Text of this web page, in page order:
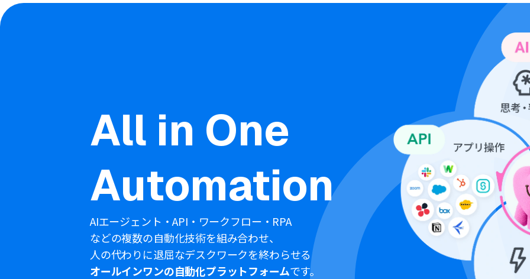
All in One
Automation
AIエージェント・API・ワークフロー・RPA
などの複数の自動化技術を組み合わせ、
人の代わりに退屈なデスクワークを終わらせる
オールインワンの自動化プラットフォームです。